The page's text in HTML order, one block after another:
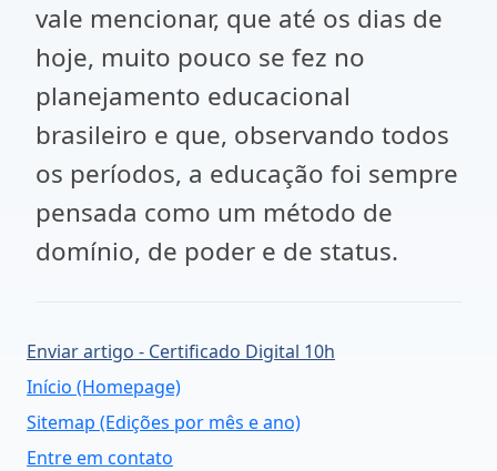
vale mencionar, que até os dias de
hoje, muito pouco se fez no
planejamento educacional
brasileiro e que, observando todos
os períodos, a educação foi sempre
pensada como um método de
domínio, de poder e de status.
Enviar artigo - Certificado Digital 10h
Início (Homepage)
Sitemap (Edições por mês e ano)
Entre em contato